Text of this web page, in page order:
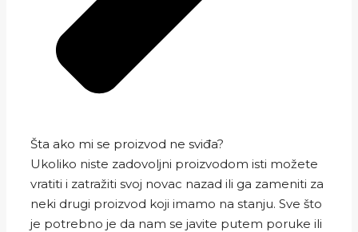
Šta ako mi se proizvod ne sviđa?
Ukoliko niste zadovoljni proizvodom isti možete
vratiti i zatražiti svoj novac nazad ili ga zameniti za
neki drugi proizvod koji imamo na stanju. Sve što
je potrebno je da nam se javite putem poruke ili